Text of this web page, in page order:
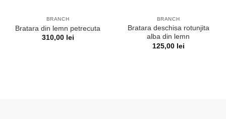
BRANCH
Bratara din lemn petrecuta
310,00 lei
BRANCH
Bratara deschisa rotunjita
alba din lemn
125,00 lei